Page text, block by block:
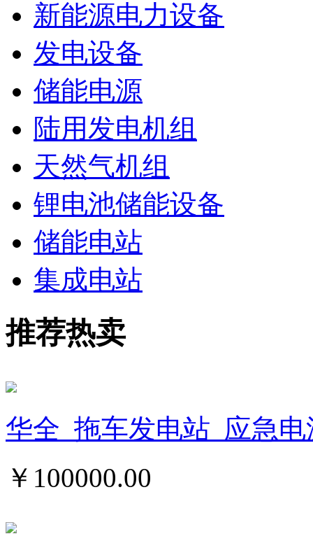
新能源电力设备
发电设备
储能电源
陆用发电机组
天然气机组
锂电池储能设备
储能电站
集成电站
推荐热卖
华全_拖车发电站_应急
￥ 100000.00